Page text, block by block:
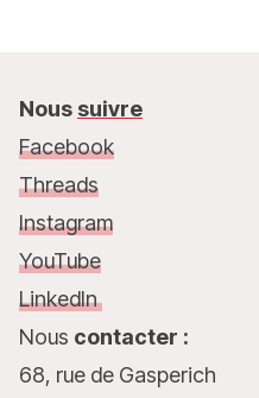
Nous suivre
Facebook
Threads
Instagram
YouTube
LinkedIn
Nous contacter :
68, rue de Gasperich